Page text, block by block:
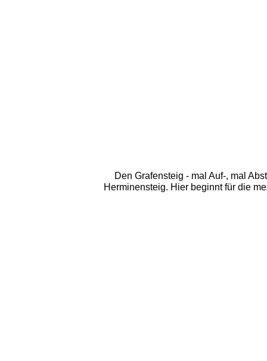
Den Grafensteig - mal Auf-, mal
Herminensteig. Hier beginnt für die